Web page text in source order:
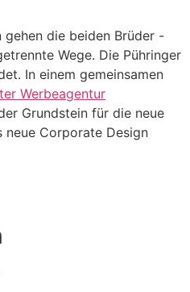
gehen die beiden Brüder -
Wege. Die Pühringer
In einem gemeinsamen
Werbeagentur
Grundstein für die neue
Corporate Design